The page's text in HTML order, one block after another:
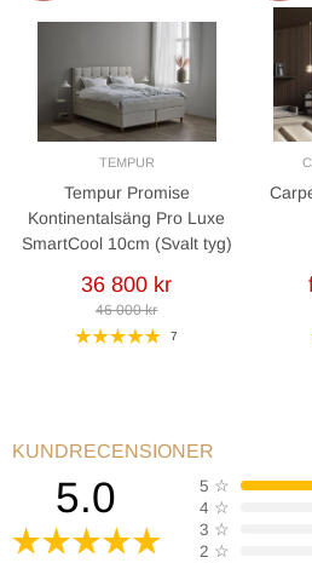
TEMPUR
Tempur Promise
Kontinentalsäng Pro Luxe
SmartCool 10cm (Svalt tyg)
36 800 kr
46 000 kr
7
KUNDRECENSIONER
5.0 5 ☆
4 ☆
3 ☆
2 ☆